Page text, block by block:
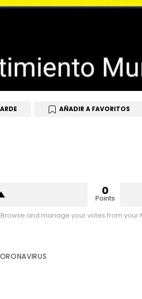
AÑADIR A FAVORITOS
0
Points
Browse and manage your votes from your